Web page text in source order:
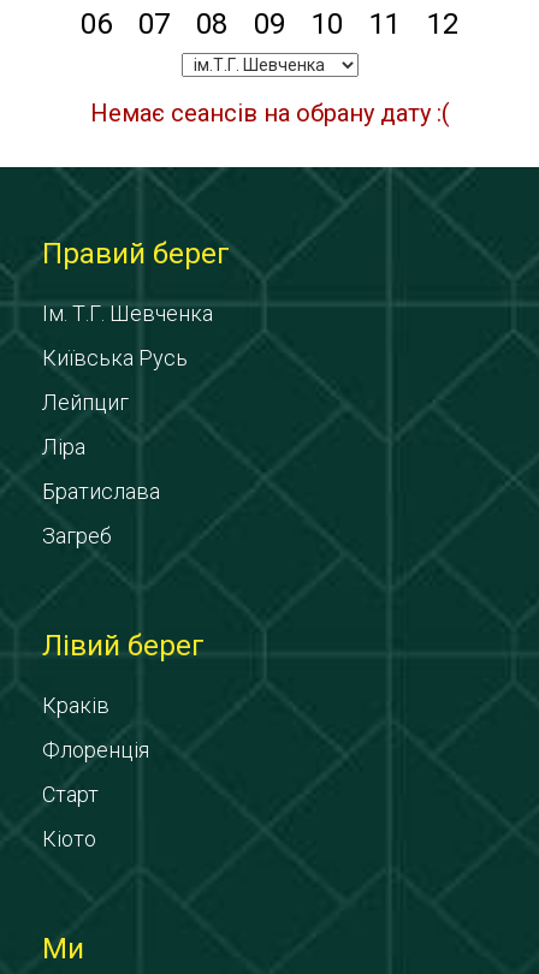
06
07 08 09 10 11 12
Немає сеансів на обрану дату :(
Правий берег
Ім. Т.Г. Шевченка
Київська Русь
Лейпциг
Ліра
Братислава
Загреб
Лівий берег
Краків
Флоренція
Старт
Кіото
Ми